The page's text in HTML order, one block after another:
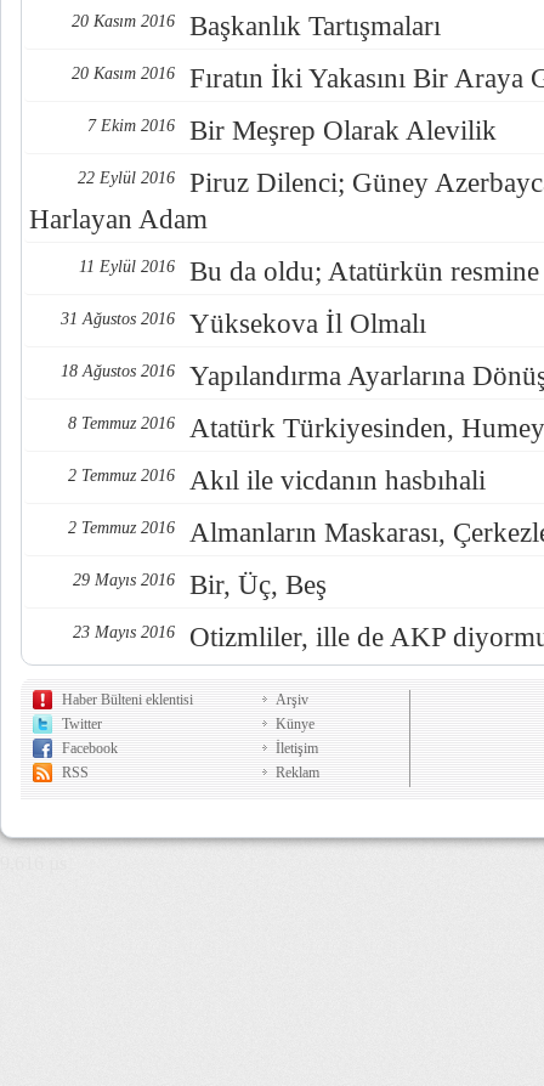
20 Kasım 2016 Başkanlık Tartışmaları
20 Kasım 2016 Fıratın İki Yakasını Bir Araya
7 Ekim 2016 Bir Meşrep Olarak Alevilik
22 Eylül 2016
Piruz Dilenci; Güney
Harlayan Adam
11 Eylül 2016 Bu da oldu; Atatürkün resmine
31 Ağustos 2016 Yüksekova İl Olmalı
18 Ağustos 2016 Yapılandırma Ayarlarına
8 Temmuz 2016 Atatürk Türkiyesinden,
2 Temmuz 2016 Akıl ile vicdanın hasbıhali
2 Temmuz 2016 Almanların Maskarası,
29 Mayıs 2016 Bir, Üç, Beş
23 Mayıs 2016 Otizmliler, ille de AKP
Haber Bülteni eklentisi
Twitter
Facebook
RSS
Arşiv
Künye
İletişim
Reklam